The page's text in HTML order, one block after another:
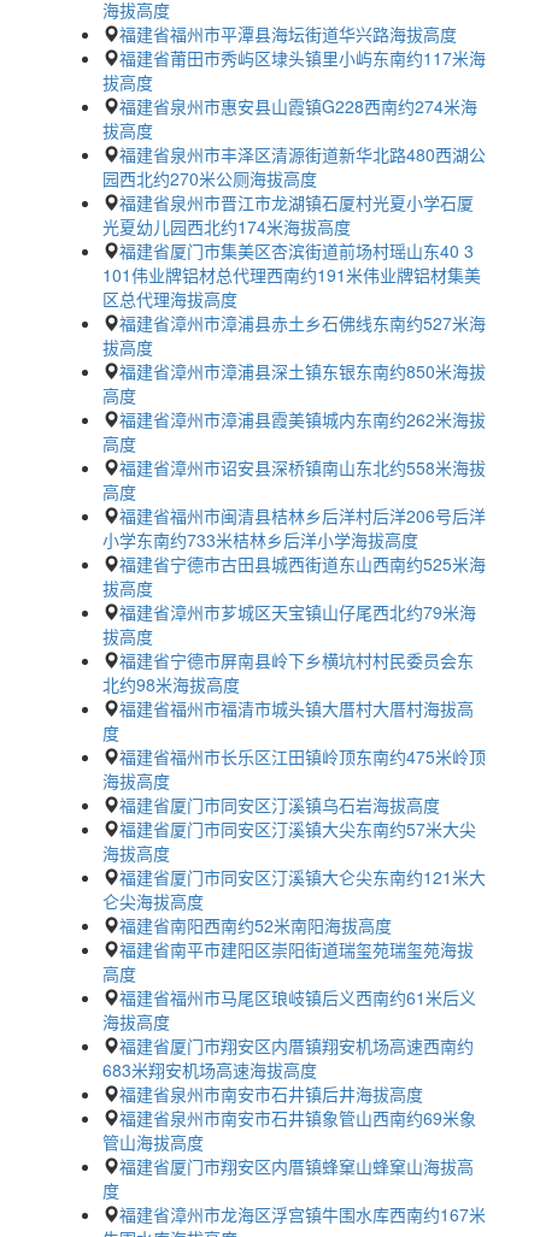
海拔高度
福建省福州市平潭县海坛街道华兴路海拔高度
福建省莆田市秀屿区埭头镇里小屿东南约117米海
拔高度
福建省泉州市惠安县山霞镇G228西南约274米海
拔高度
福建省泉州市丰泽区清源街道新华北路480西湖公
园西北约270米公厕海拔高度
福建省泉州市晋江市龙湖镇石厦村光夏小学石厦
光夏幼儿园西北约174米海拔高度
福建省厦门市集美区杏滨街道前场村瑶山东40 3
101伟业牌铝材总代理西南约191米伟业牌铝材集美
区总代理海拔高度
福建省漳州市漳浦县赤土乡石佛线东南约527米海
拔高度
福建省漳州市漳浦县深土镇东银东南约850米海拔
高度
福建省漳州市漳浦县霞美镇城内东南约262米海拔
高度
福建省漳州市诏安县深桥镇南山东北约558米海拔
高度
福建省福州市闽清县桔林乡后洋村后洋206号后洋
小学东南约733米桔林乡后洋小学海拔高度
福建省宁德市古田县城西街道东山西南约525米海
拔高度
福建省漳州市芗城区天宝镇山仔尾西北约79米海
拔高度
福建省宁德市屏南县岭下乡横坑村村民委员会东
北约98米海拔高度
福建省福州市福清市城头镇大厝村大厝村海拔高
度
福建省福州市长乐区江田镇岭顶东南约475米岭顶
海拔高度
福建省厦门市同安区汀溪镇乌石岩海拔高度
福建省厦门市同安区汀溪镇大尖东南约57米大尖
海拔高度
福建省厦门市同安区汀溪镇大仑尖东南约121米大
仑尖海拔高度
福建省南阳西南约52米南阳海拔高度
福建省南平市建阳区崇阳街道瑞玺苑瑞玺苑海拔
高度
福建省福州市马尾区琅岐镇后义西南约61米后义
海拔高度
福建省厦门市翔安区内厝镇翔安机场高速西南约
683米翔安机场高速海拔高度
福建省泉州市南安市石井镇后井海拔高度
福建省泉州市南安市石井镇象管山西南约69米象
管山海拔高度
福建省厦门市翔安区内厝镇蜂窠山蜂窠山海拔高
度
福建省漳州市龙海区浮宫镇牛围水库西南约167米